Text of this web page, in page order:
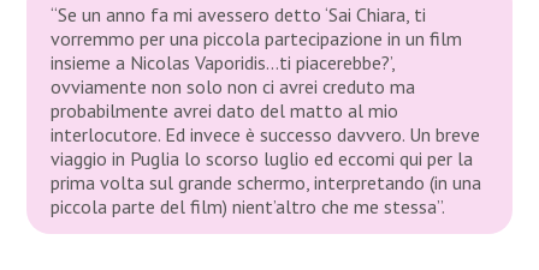
“Se un anno fa mi avessero detto ‘Sai Chiara, ti
vorremmo per una piccola partecipazione in un film
insieme a Nicolas Vaporidis…ti piacerebbe?’,
ovviamente non solo non ci avrei creduto ma
probabilmente avrei dato del matto al mio
interlocutore. Ed invece è successo davvero. Un breve
viaggio in Puglia lo scorso luglio ed eccomi qui per la
prima volta sul grande schermo, interpretando (in una
piccola parte del film) nient’altro che me stessa”.